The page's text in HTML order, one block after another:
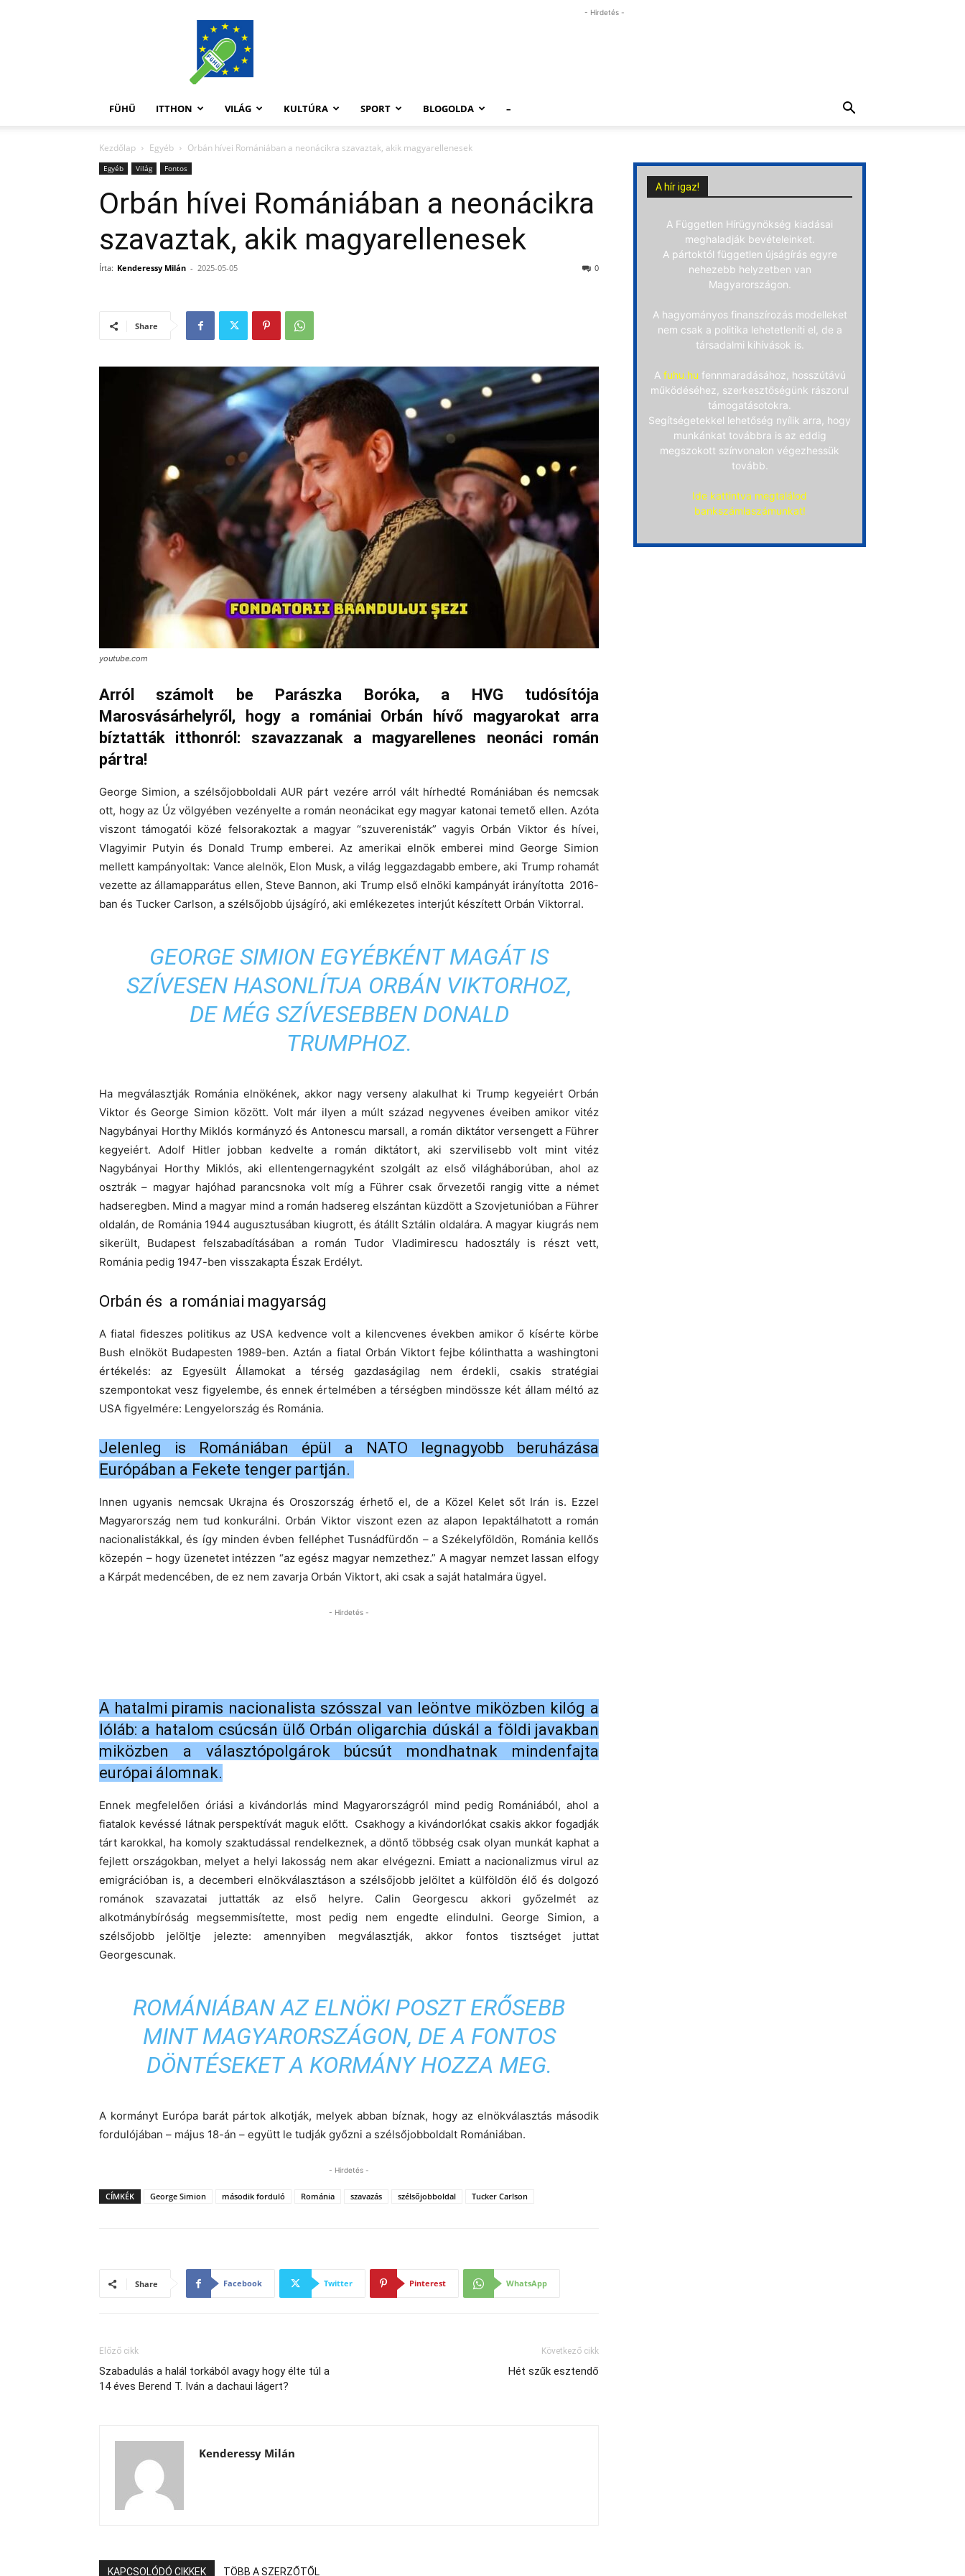
FüHü
- Hirdetés -
FÜHÜ ITTHON VILÁG KULTÚRA SPORT BLOGOLDA –
Kezdőlap Egyéb Orbán hívei Romániában a neonácikra szavaztak, akik magyarellenesek
Egyéb Világ Fontos
Orbán hívei Romániában a neonácikra
szavaztak, akik magyarellenesek
Írta: Kenderessy Milán - 2025-05-05 0
Share
youtube.com
Arról számolt be Parászka Boróka, a HVG tudósítója
Marosvásárhelyről, hogy a romániai Orbán hívő magyarokat arra
bíztatták itthonról: szavazzanak a magyarellenes neonáci román
pártra!
George Simion, a szélsőjobboldali AUR párt vezére arról vált hírhedté Romániában és nemcsak
ott, hogy az Úz völgyében vezényelte a román neonácikat egy magyar katonai temető ellen. Azóta
viszont támogatói közé felsorakoztak a magyar “szuverenisták” vagyis Orbán Viktor és hívei,
Vlagyimir Putyin és Donald Trump emberei. Az amerikai elnök emberei mind George Simion
mellett kampányoltak: Vance alelnök, Elon Musk, a világ leggazdagabb embere, aki Trump rohamát
vezette az államapparátus ellen, Steve Bannon, aki Trump első elnöki kampányát irányította 2016-
ban és Tucker Carlson, a szélsőjobb újságíró, aki emlékezetes interjút készített Orbán Viktorral.
GEORGE SIMION EGYÉBKÉNT MAGÁT IS
SZÍVESEN HASONLÍTJA ORBÁN VIKTORHOZ,
DE MÉG SZÍVESEBBEN DONALD
TRUMPHOZ.
Ha megválasztják Románia elnökének, akkor nagy verseny alakulhat ki Trump kegyeiért Orbán
Viktor és George Simion között. Volt már ilyen a múlt század negyvenes éveiben amikor vitéz
Nagybányai Horthy Miklós kormányzó és Antonescu marsall, a román diktátor versengett a Führer
kegyeiért. Adolf Hitler jobban kedvelte a román diktátort, aki szervilisebb volt mint vitéz
Nagybányai Horthy Miklós, aki ellentengernagyként szolgált az első világháborúban, ahol az
osztrák – magyar hajóhad parancsnoka volt míg a Führer csak őrvezetői rangig vitte a német
hadseregben. Mind a magyar mind a román hadsereg elszántan küzdött a Szovjetunióban a Führer
oldalán, de Románia 1944 augusztusában kiugrott, és átállt Sztálin oldalára. A magyar kiugrás nem
sikerült, Budapest felszabadításában a román Tudor Vladimirescu hadosztály is részt vett,
Románia pedig 1947-ben visszakapta Észak Erdélyt.
Orbán és a romániai magyarság
A fiatal fideszes politikus az USA kedvence volt a kilencvenes években amikor ő kísérte körbe
Bush elnököt Budapesten 1989-ben. Aztán a fiatal Orbán Viktort fejbe kólinthatta a washingtoni
értékelés: az Egyesült Államokat a térség gazdaságilag nem érdekli, csakis stratégiai
szempontokat vesz figyelembe, és ennek értelmében a térségben mindössze két állam méltó az
USA figyelmére: Lengyelország és Románia.
Jelenleg is Romániában épül a NATO legnagyobb beruházása
Európában a Fekete tenger partján.
Innen ugyanis nemcsak Ukrajna és Oroszország érhető el, de a Közel Kelet sőt Irán is. Ezzel
Magyarország nem tud konkurálni. Orbán Viktor viszont ezen az alapon lepaktálhatott a román
nacionalistákkal, és így minden évben felléphet Tusnádfürdőn – a Székelyföldön, Románia kellős
közepén – hogy üzenetet intézzen “az egész magyar nemzethez.” A magyar nemzet lassan elfogy
a Kárpát medencében, de ez nem zavarja Orbán Viktort, aki csak a saját hatalmára ügyel.
- Hirdetés -
A hatalmi piramis nacionalista szósszal van leöntve miközben kilóg a
lóláb: a hatalom csúcsán ülő Orbán oligarchia dúskál a földi javakban
miközben a választópolgárok búcsút mondhatnak mindenfajta
európai álomnak.
Ennek megfelelően óriási a kivándorlás mind Magyarországról mind pedig Romániából, ahol a
fiatalok kevéssé látnak perspektívát maguk előtt. Csakhogy a kivándorlókat csakis akkor fogadják
tárt karokkal, ha komoly szaktudással rendelkeznek, a döntő többség csak olyan munkát kaphat a
fejlett országokban, melyet a helyi lakosság nem akar elvégezni. Emiatt a nacionalizmus virul az
emigrációban is, a decemberi elnökválasztáson a szélsőjobb jelöltet a külföldön élő és dolgozó
románok szavazatai juttatták az első helyre. Calin Georgescu akkori győzelmét az
alkotmánybíróság megsemmisítette, most pedig nem engedte elindulni. George Simion, a
szélsőjobb jelöltje jelezte: amennyiben megválasztják, akkor fontos tisztséget juttat
Georgescunak.
ROMÁNIÁBAN AZ ELNÖKI POSZT ERŐSEBB
MINT MAGYARORSZÁGON, DE A FONTOS
DÖNTÉSEKET A KORMÁNY HOZZA MEG.
A kormányt Európa barát pártok alkotják, melyek abban bíznak, hogy az elnökválasztás második
fordulójában – május 18-án – együtt le tudják győzni a szélsőjobboldalt Romániában.
- Hirdetés -
CÍMKÉK George Simion második forduló Románia szavazás szélsőjobboldal Tucker Carlson
Share Facebook Twitter Pinterest WhatsApp
Előző cikk
Szabadulás a halál torkából avagy hogy élte túl a
14 éves Berend T. Iván a dachaui lágert?
Következő cikk
Hét szűk esztendő
Kenderessy Milán
KAPCSOLÓDÓ CIKKEK TÖBB A SZERZŐTŐL
A hír igaz!
A Független Hírügynökség kiadásai
meghaladják bevételeinket.
A pártoktól független újságírás egyre
nehezebb helyzetben van
Magyarországon.
A hagyományos finanszírozás modelleket
nem csak a politika lehetetleníti el, de a
társadalmi kihívások is.
A fuhu.hu fennmaradásához, hosszútávú
működéséhez, szerkesztőségünk rászorul
támogatásotokra.
Segítségetekkel lehetőség nyílik arra, hogy
munkánkat továbbra is az eddig
megszokott színvonalon végezhessük
tovább.
Ide kattintva megtalálod
bankszámlaszámunkat!